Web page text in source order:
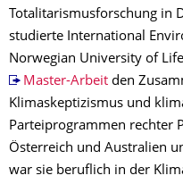
Totalitarismusforschung in
studierte International
Norwegian University of
Master-Arbeitden
Klimaskeptizismus und
Parteiprogrammen rechter
Österreich und Australien
war sie beruflich in der